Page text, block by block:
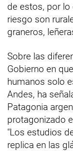
de estos, por
riesgo son
graneros,
Sobre las
Gobierno en
humanos solo
Andes, ha
Patagonia
protagonizado
"Los estudios
replica en las